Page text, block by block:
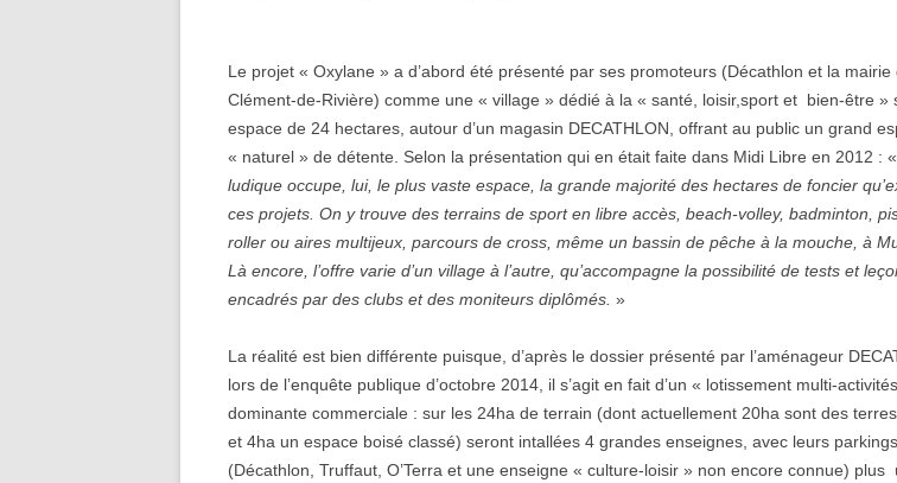
Le projet « Oxylane » a d’abord été présenté par ses promoteurs (Décathlon et la mairie
Clément-de-Rivière) comme une « village » dédié à la « santé, loisir,sport et bien-être »
espace de 24 hectares, autour d’un magasin DECATHLON, offrant au public un grand
« naturel » de détente. Selon la présentation qui en était faite dans Midi Libre en 2012 : «
ludique occupe, lui, le plus vaste espace, la grande majorité des hectares de foncier
ces projets. On y trouve des terrains de sport en libre accès, beach-volley, badminton,
roller ou aires multijeux, parcours de cross, même un bassin de pêche à la mouche, à
Là encore, l’offre varie d’un village à l’autre, qu’accompagne la possibilité de tests et
encadrés par des clubs et des moniteurs diplômés. »
La réalité est bien différente puisque, d’après le dossier présenté par l’aménageur
lors de l’enquête publique d’octobre 2014, il s’agit en fait d’un « lotissement multi-
dominante commerciale : sur les 24ha de terrain (dont actuellement 20ha sont des
et 4ha un espace boisé classé) seront intallées 4 grandes enseignes, avec leurs parkings
(Décathlon, Truffaut, O’Terra et une enseigne « culture-loisir » non encore connue) plus